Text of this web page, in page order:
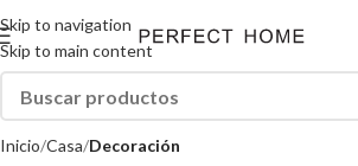
Skip to navigation
Skip to main content
Inicio Casa Decoración